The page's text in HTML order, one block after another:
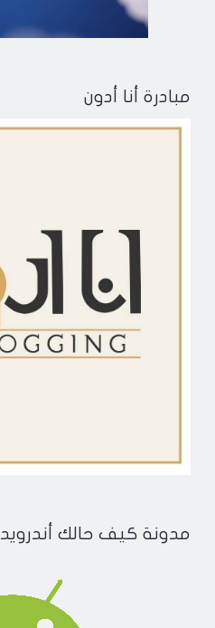
مبادرة أنا أدون
مدونة كيف حالك أندرويد